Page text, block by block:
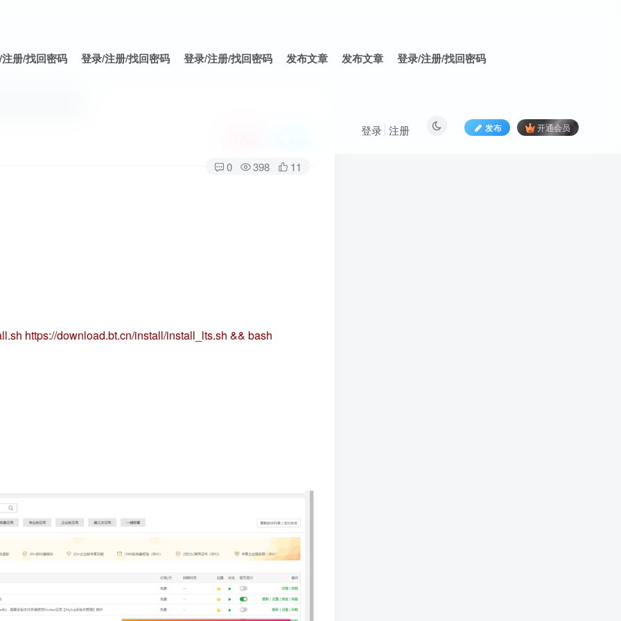
册/找回密码 登录/注册/找回密码 登录/注册/找回密码 发布文章 发布文章 登录/注册/找回密码
发布 开通会员
登录 注册
0 398 11
https://download.bt.cn/install/install_lts.sh && bash